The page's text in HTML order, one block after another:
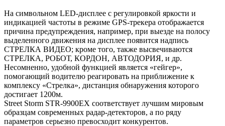
На символьном LED-дисплее с регулировкой яркости и
индикацией частоты в режиме GPS-трекера отображается
причина предупреждения, например, при выезде на полосу
выделенного движения на дисплее появится надпись
СТРЕЛКА ВИДЕО; кроме того, также высвечиваются
СТРЕЛКА, РОБОТ, КОРДОН, АВТОДОРИЯ, и др.
Несомненно, удобной функцией является «гейгер»,
помогающий водителю реагировать на приближение к
комплексу «Стрелка», дистанция обнаружения которого
достигает 1200м.
Street Storm STR-9900EX соответствует лучшим мировым
образцам современных радар-детекторов, а по ряду
параметров серьезно превосходит конкурентов.